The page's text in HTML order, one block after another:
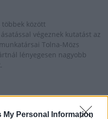
My Personal Information
többek között
végeznek kutatást az
Tolna-Mözs
lényegesen nagyobb
szerezte meg a